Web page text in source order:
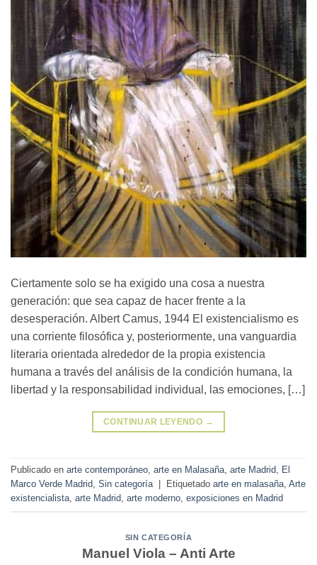
Ciertamente solo se ha exigido una cosa a nuestra
generación: que sea capaz de hacer frente a la
desesperación. Albert Camus, 1944 El existencialismo es
una corriente filosófica y, posteriormente, una vanguardia
literaria orientada alrededor de la propia existencia
humana a través del análisis de la condición humana, la
libertad y la responsabilidad individual, las emociones, […]
CONTINUAR LEYENDO →
Publicado en arte contemporáneo, arte en Malasaña, arte Madrid, El
Marco Verde Madrid, Sin categoría Etiquetado arte en malasaña, Arte
existencialista, arte Madrid, arte moderno, exposiciones en Madrid
SIN CATEGORÍA
Manuel Viola – Anti Arte